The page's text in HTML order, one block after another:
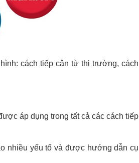
cách tiếp cận từ thị trường, cách
áp dụng trong tất cả các cách tiếp
nhiều yếu tố và được hướng dẫn cụ